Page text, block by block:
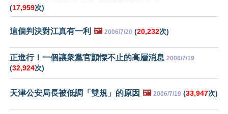
(17,959次)
這個判決對江真有一利 🖼️ 2006/7/20 (20,232次)
正進行！一個讓衆黨官顫慄不止的高層消息 2006/7/19
(32,924次)
天津公安局長被低調「雙規」的原因 🖼️ 2006/7/19 (33,947次)